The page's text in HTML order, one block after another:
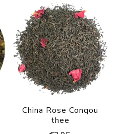
China Rose Conqou
thee